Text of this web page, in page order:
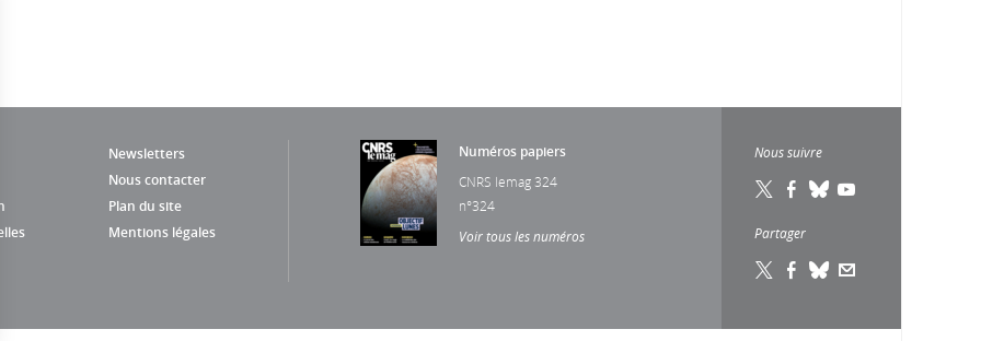
Newsletters
Nous contacter
Plan du site
Mentions légales
Numéros papiers
CNRS lemag 324
n°324
Voir tous les numéros
Nous suivre
Partager